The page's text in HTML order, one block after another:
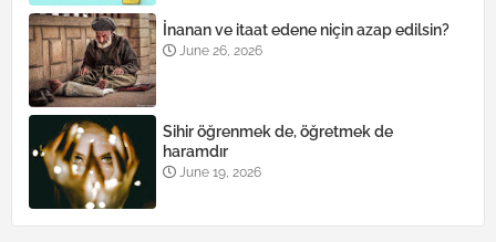
İnanan ve itaat edene niçin azap edilsin?
June 26, 2026
Sihir öğrenmek de, öğretmek de
haramdır
June 19, 2026